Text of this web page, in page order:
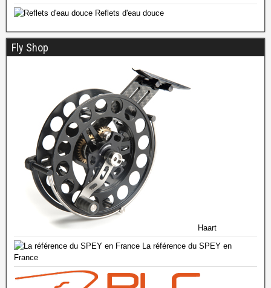
Reflets d'eau douce
Fly Shop
Haart
La référence du SPEY en
France